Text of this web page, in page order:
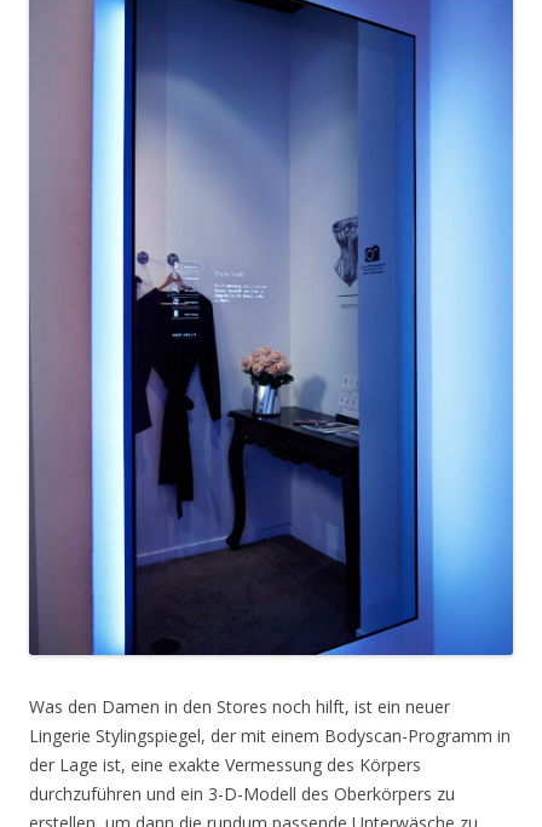
Was den Damen in den Stores noch hilft, ist ein neuer
Lingerie Stylingspiegel, der mit einem Bodyscan-Programm in
der Lage ist, eine exakte Vermessung des Körpers
durchzuführen und ein 3-D-Modell des Oberkörpers zu